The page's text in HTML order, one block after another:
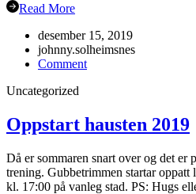
Read More
desember 15, 2019
johnny.solheimsnes
Commenton
Uncategorized
Oppstart hausten 2019
Då er sommaren snart over og det er
trening. Gubbetrimmen startar oppatt
kl. 17:00 på vanleg stad. PS: Hugs